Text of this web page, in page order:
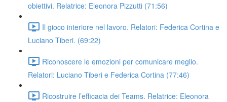
obiettivi. Relatrice: Eleonora Pizzutti (71:56)
Il gioco interiore nel lavoro. Relatori: Federica Cortina e
Luciano Tiberi. (69:22)
Riconoscere le emozioni per comunicare meglio.
Relatori: Luciano Tiberi e Federica Cortina (77:46)
Ricostruire l’efficacia dei Teams. Relatrice: Eleonora